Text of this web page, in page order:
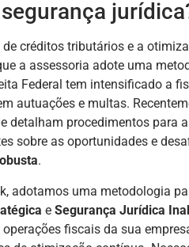
de créditos tributários e a
a assessoria adote uma
Federal tem intensificado a
autuações e multas.
detalham procedimentos para
sobre as oportunidades e
.
adotamos uma metodologia
e Segurança Jurídica
fiscais da sua